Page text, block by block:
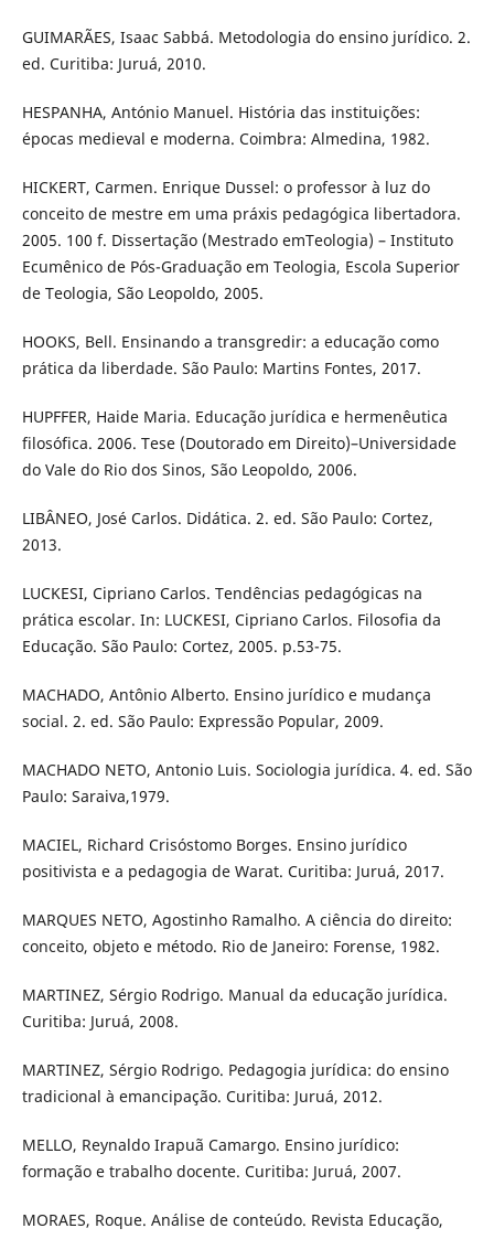
GUIMARÃES, Isaac Sabbá. Metodologia do ensino jurídico. 2.
ed. Curitiba: Juruá, 2010.
HESPANHA, António Manuel. História das instituições:
épocas medieval e moderna. Coimbra: Almedina, 1982.
HICKERT, Carmen. Enrique Dussel: o professor à luz do
conceito de mestre em uma práxis pedagógica libertadora.
2005. 100 f. Dissertação (Mestrado emTeologia) – Instituto
Ecumênico de Pós-Graduação em Teologia, Escola Superior
de Teologia, São Leopoldo, 2005.
HOOKS, Bell. Ensinando a transgredir: a educação como
prática da liberdade. São Paulo: Martins Fontes, 2017.
HUPFFER, Haide Maria. Educação jurídica e hermenêutica
filosófica. 2006. Tese (Doutorado em Direito)–Universidade
do Vale do Rio dos Sinos, São Leopoldo, 2006.
LIBÂNEO, José Carlos. Didática. 2. ed. São Paulo: Cortez,
2013.
LUCKESI, Cipriano Carlos. Tendências pedagógicas na
prática escolar. In: LUCKESI, Cipriano Carlos. Filosofia da
Educação. São Paulo: Cortez, 2005. p.53-75.
MACHADO, Antônio Alberto. Ensino jurídico e mudança
social. 2. ed. São Paulo: Expressão Popular, 2009.
MACHADO NETO, Antonio Luis. Sociologia jurídica. 4. ed. São
Paulo: Saraiva,1979.
MACIEL, Richard Crisóstomo Borges. Ensino jurídico
positivista e a pedagogia de Warat. Curitiba: Juruá, 2017.
MARQUES NETO, Agostinho Ramalho. A ciência do direito:
conceito, objeto e método. Rio de Janeiro: Forense, 1982.
MARTINEZ, Sérgio Rodrigo. Manual da educação jurídica.
Curitiba: Juruá, 2008.
MARTINEZ, Sérgio Rodrigo. Pedagogia jurídica: do ensino
tradicional à emancipação. Curitiba: Juruá, 2012.
MELLO, Reynaldo Irapuã Camargo. Ensino jurídico:
formação e trabalho docente. Curitiba: Juruá, 2007.
MORAES, Roque. Análise de conteúdo. Revista Educação,